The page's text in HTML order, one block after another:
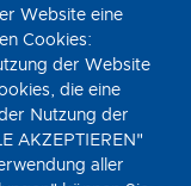
Website eine
Cookies:
der Website
die eine
Nutzung der
AKZEPTIEREN"
aller